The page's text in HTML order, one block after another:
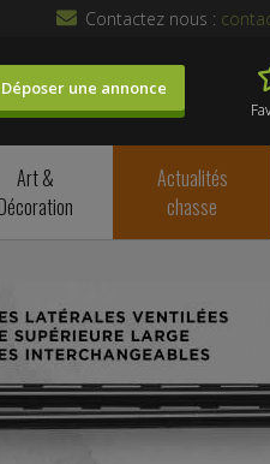
Contactez nous :
Déposer une annonce
Art &
Décoration
Actualités
chasse